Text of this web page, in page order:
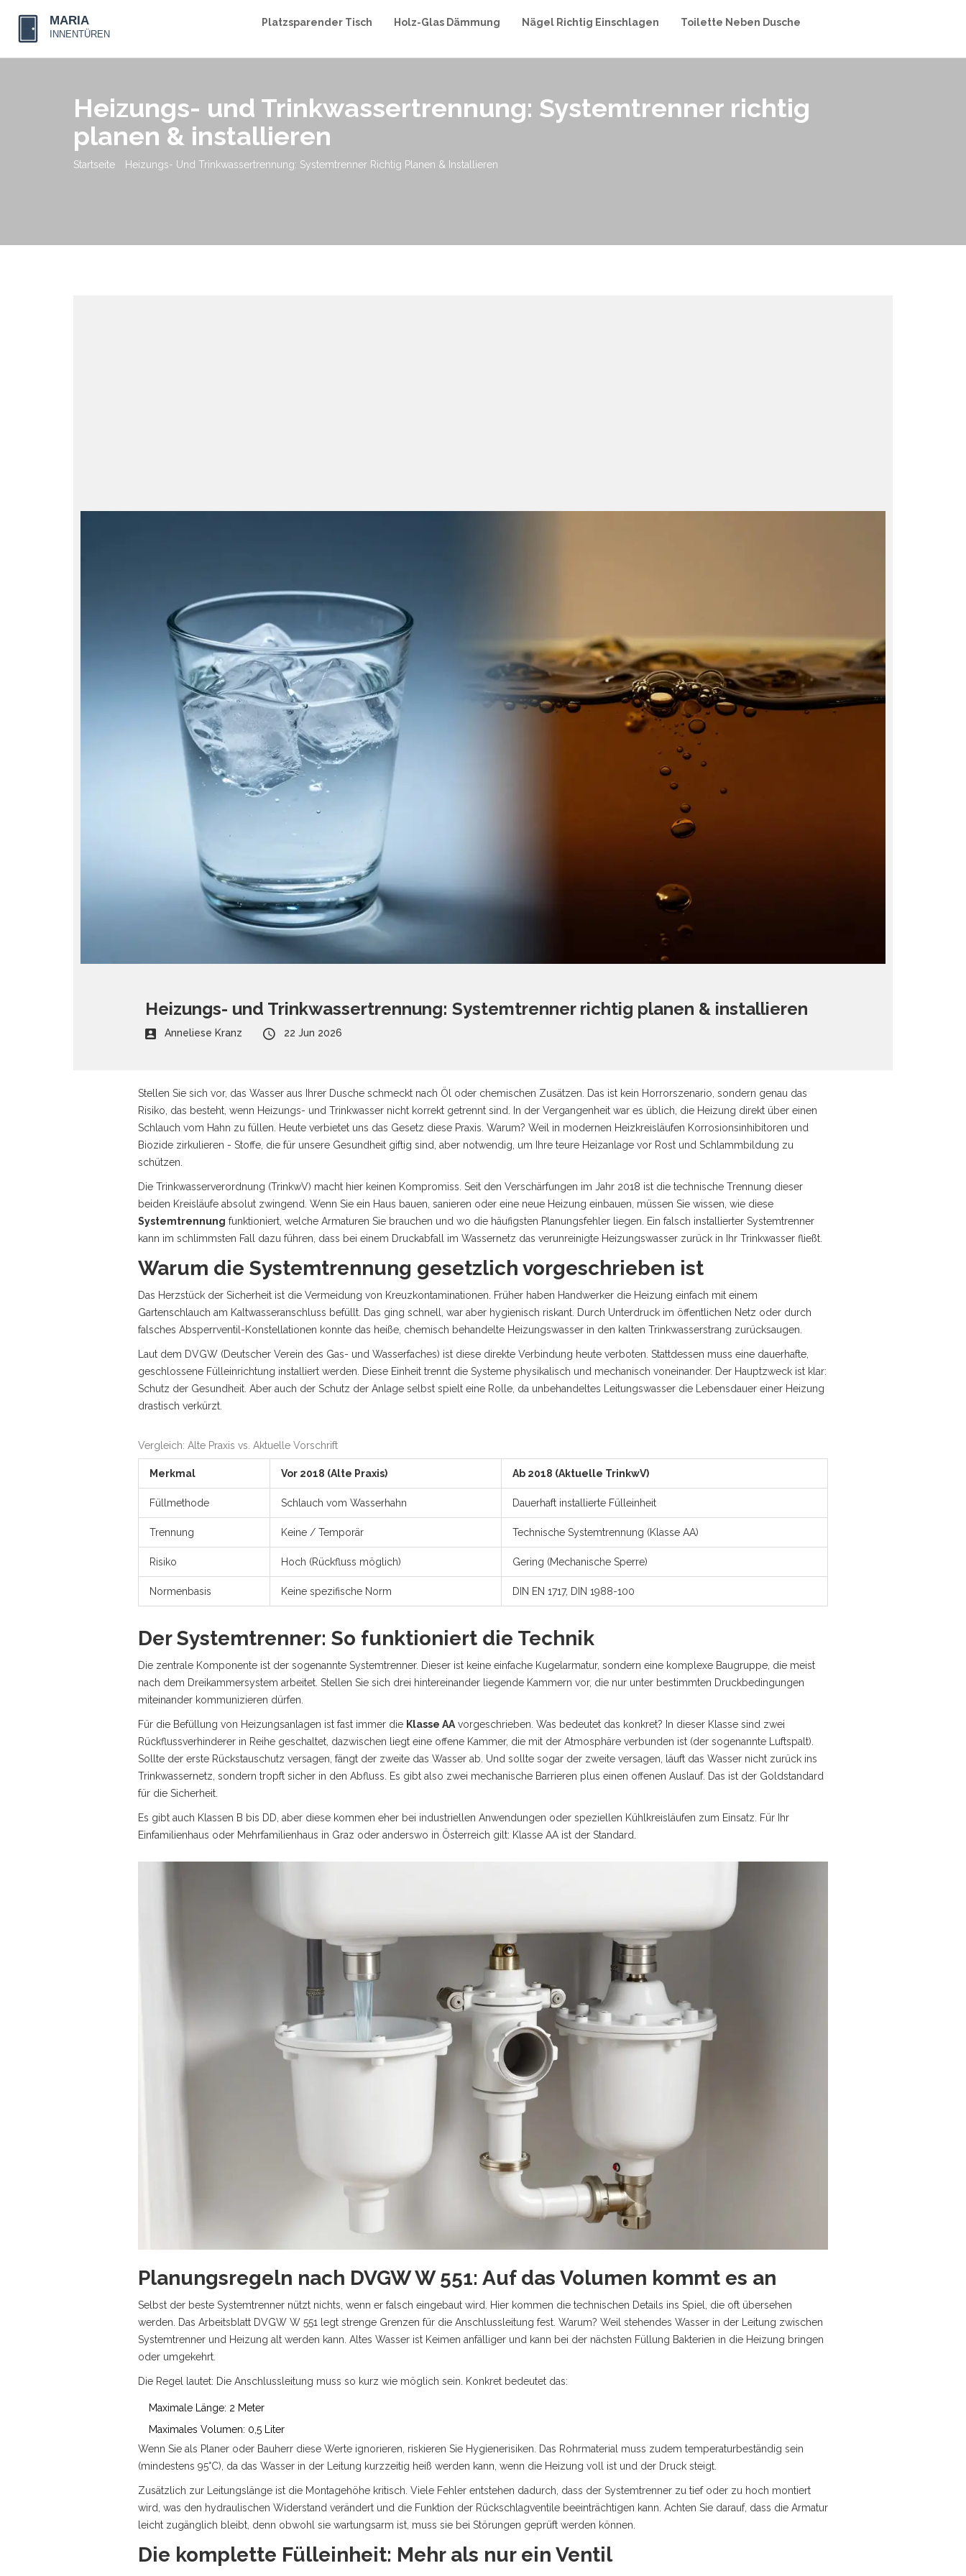
Platzsparender Tisch Holz-Glas Dämmung Nägel Richtig Einschlagen Toilette Neben Dusche
Heizungs- und Trinkwassertrennung: Systemtrenner richtig
planen & installieren
Startseite Heizungs- Und Trinkwassertrennung: Systemtrenner Richtig Planen & Installieren
Heizungs- und Trinkwassertrennung: Systemtrenner richtig planen & installieren
Anneliese Kranz 22 Jun 2026
Stellen Sie sich vor, das Wasser aus Ihrer Dusche schmeckt nach Öl oder chemischen Zusätzen. Das ist kein Horrorszenario, sondern genau das
Risiko, das besteht, wenn Heizungs- und Trinkwasser nicht korrekt getrennt sind. In der Vergangenheit war es üblich, die Heizung direkt über einen
Schlauch vom Hahn zu füllen. Heute verbietet uns das Gesetz diese Praxis. Warum? Weil in modernen Heizkreisläufen Korrosionsinhibitoren und
Biozide zirkulieren - Stoffe, die für unsere Gesundheit giftig sind, aber notwendig, um Ihre teure Heizanlage vor Rost und Schlammbildung zu
schützen.
Die Trinkwasserverordnung (TrinkwV) macht hier keinen Kompromiss. Seit den Verschärfungen im Jahr 2018 ist die technische Trennung dieser
beiden Kreisläufe absolut zwingend. Wenn Sie ein Haus bauen, sanieren oder eine neue Heizung einbauen, müssen Sie wissen, wie diese
Systemtrennung funktioniert, welche Armaturen Sie brauchen und wo die häufigsten Planungsfehler liegen. Ein falsch installierter Systemtrenner
kann im schlimmsten Fall dazu führen, dass bei einem Druckabfall im Wassernetz das verunreinigte Heizungswasser zurück in Ihr Trinkwasser fließt.
Warum die Systemtrennung gesetzlich vorgeschrieben ist
Das Herzstück der Sicherheit ist die Vermeidung von Kreuzkontaminationen. Früher haben Handwerker die Heizung einfach mit einem
Gartenschlauch am Kaltwasseranschluss befüllt. Das ging schnell, war aber hygienisch riskant. Durch Unterdruck im öffentlichen Netz oder durch
falsches Absperrventil-Konstellationen konnte das heiße, chemisch behandelte Heizungswasser in den kalten Trinkwasserstrang zurücksaugen.
Laut dem DVGW (Deutscher Verein des Gas- und Wasserfaches) ist diese direkte Verbindung heute verboten. Stattdessen muss eine dauerhafte,
geschlossene Fülleinrichtung installiert werden. Diese Einheit trennt die Systeme physikalisch und mechanisch voneinander. Der Hauptzweck ist klar:
Schutz der Gesundheit. Aber auch der Schutz der Anlage selbst spielt eine Rolle, da unbehandeltes Leitungswasser die Lebensdauer einer Heizung
drastisch verkürzt.
Vergleich: Alte Praxis vs. Aktuelle Vorschrift
Merkmal Vor 2018 (Alte Praxis) Ab 2018 (Aktuelle TrinkwV)
Füllmethode Schlauch vom Wasserhahn Dauerhaft installierte Fülleinheit
Trennung Keine / Temporär Technische Systemtrennung (Klasse AA)
Risiko Hoch (Rückfluss möglich) Gering (Mechanische Sperre)
Normenbasis Keine spezifische Norm DIN EN 1717, DIN 1988-100
Der Systemtrenner: So funktioniert die Technik
Die zentrale Komponente ist der sogenannte Systemtrenner. Dieser ist keine einfache Kugelarmatur, sondern eine komplexe Baugruppe, die meist
nach dem Dreikammersystem arbeitet. Stellen Sie sich drei hintereinander liegende Kammern vor, die nur unter bestimmten Druckbedingungen
miteinander kommunizieren dürfen.
Für die Befüllung von Heizungsanlagen ist fast immer die Klasse AA vorgeschrieben. Was bedeutet das konkret? In dieser Klasse sind zwei
Rückflussverhinderer in Reihe geschaltet, dazwischen liegt eine offene Kammer, die mit der Atmosphäre verbunden ist (der sogenannte Luftspalt).
Sollte der erste Rückstauschutz versagen, fängt der zweite das Wasser ab. Und sollte sogar der zweite versagen, läuft das Wasser nicht zurück ins
Trinkwassernetz, sondern tropft sicher in den Abfluss. Es gibt also zwei mechanische Barrieren plus einen offenen Auslauf. Das ist der Goldstandard
für die Sicherheit.
Es gibt auch Klassen B bis DD, aber diese kommen eher bei industriellen Anwendungen oder speziellen Kühlkreisläufen zum Einsatz. Für Ihr
Einfamilienhaus oder Mehrfamilienhaus in Graz oder anderswo in Österreich gilt: Klasse AA ist der Standard.
Planungsregeln nach DVGW W 551: Auf das Volumen kommt es an
Selbst der beste Systemtrenner nützt nichts, wenn er falsch eingebaut wird. Hier kommen die technischen Details ins Spiel, die oft übersehen
werden. Das Arbeitsblatt DVGW W 551
legt strenge Grenzen für die Anschlussleitung fest. Warum? Weil stehendes Wasser in der Leitung zwischen
Systemtrenner und Heizung alt werden kann. Altes Wasser ist Keimen anfälliger und kann bei der nächsten Füllung Bakterien in die Heizung bringen
oder umgekehrt.
Die Regel lautet: Die Anschlussleitung muss so kurz wie möglich sein. Konkret bedeutet das:
Maximale Länge: 2 Meter
Maximales Volumen: 0,5 Liter
Wenn Sie als Planer oder Bauherr diese Werte ignorieren, riskieren Sie Hygienerisiken. Das Rohrmaterial muss zudem temperaturbeständig sein
(mindestens 95°C), da das Wasser in der Leitung kurzzeitig heiß werden kann, wenn die Heizung voll ist und der Druck steigt.
Zusätzlich zur Leitungslänge ist die Montagehöhe kritisch. Viele Fehler entstehen dadurch, dass der Systemtrenner zu tief oder zu hoch montiert
wird, was den hydraulischen Widerstand verändert und die Funktion der Rückschlagventile beeinträchtigen kann. Achten Sie darauf, dass die Armatur
leicht zugänglich bleibt, denn obwohl sie wartungsarm ist, muss sie bei Störungen geprüft werden können.
Die komplette Fülleinheit: Mehr als nur ein Ventil